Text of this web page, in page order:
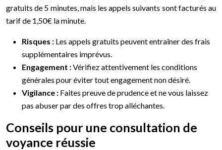
gratuits de 5 minutes, mais les appels suivants sont facturés au
tarif de 1,50€ la minute.
Risques : Les appels gratuits peuvent entraîner des frais
supplémentaires imprévus.
Engagement :Vérifiez attentivement les conditions
générales pour éviter tout engagement non désiré.
Vigilance : Faites preuve de prudence et ne vous laissez
pas abuser par des offres trop alléchantes.
Conseils pour une consultation de
voyance réussie